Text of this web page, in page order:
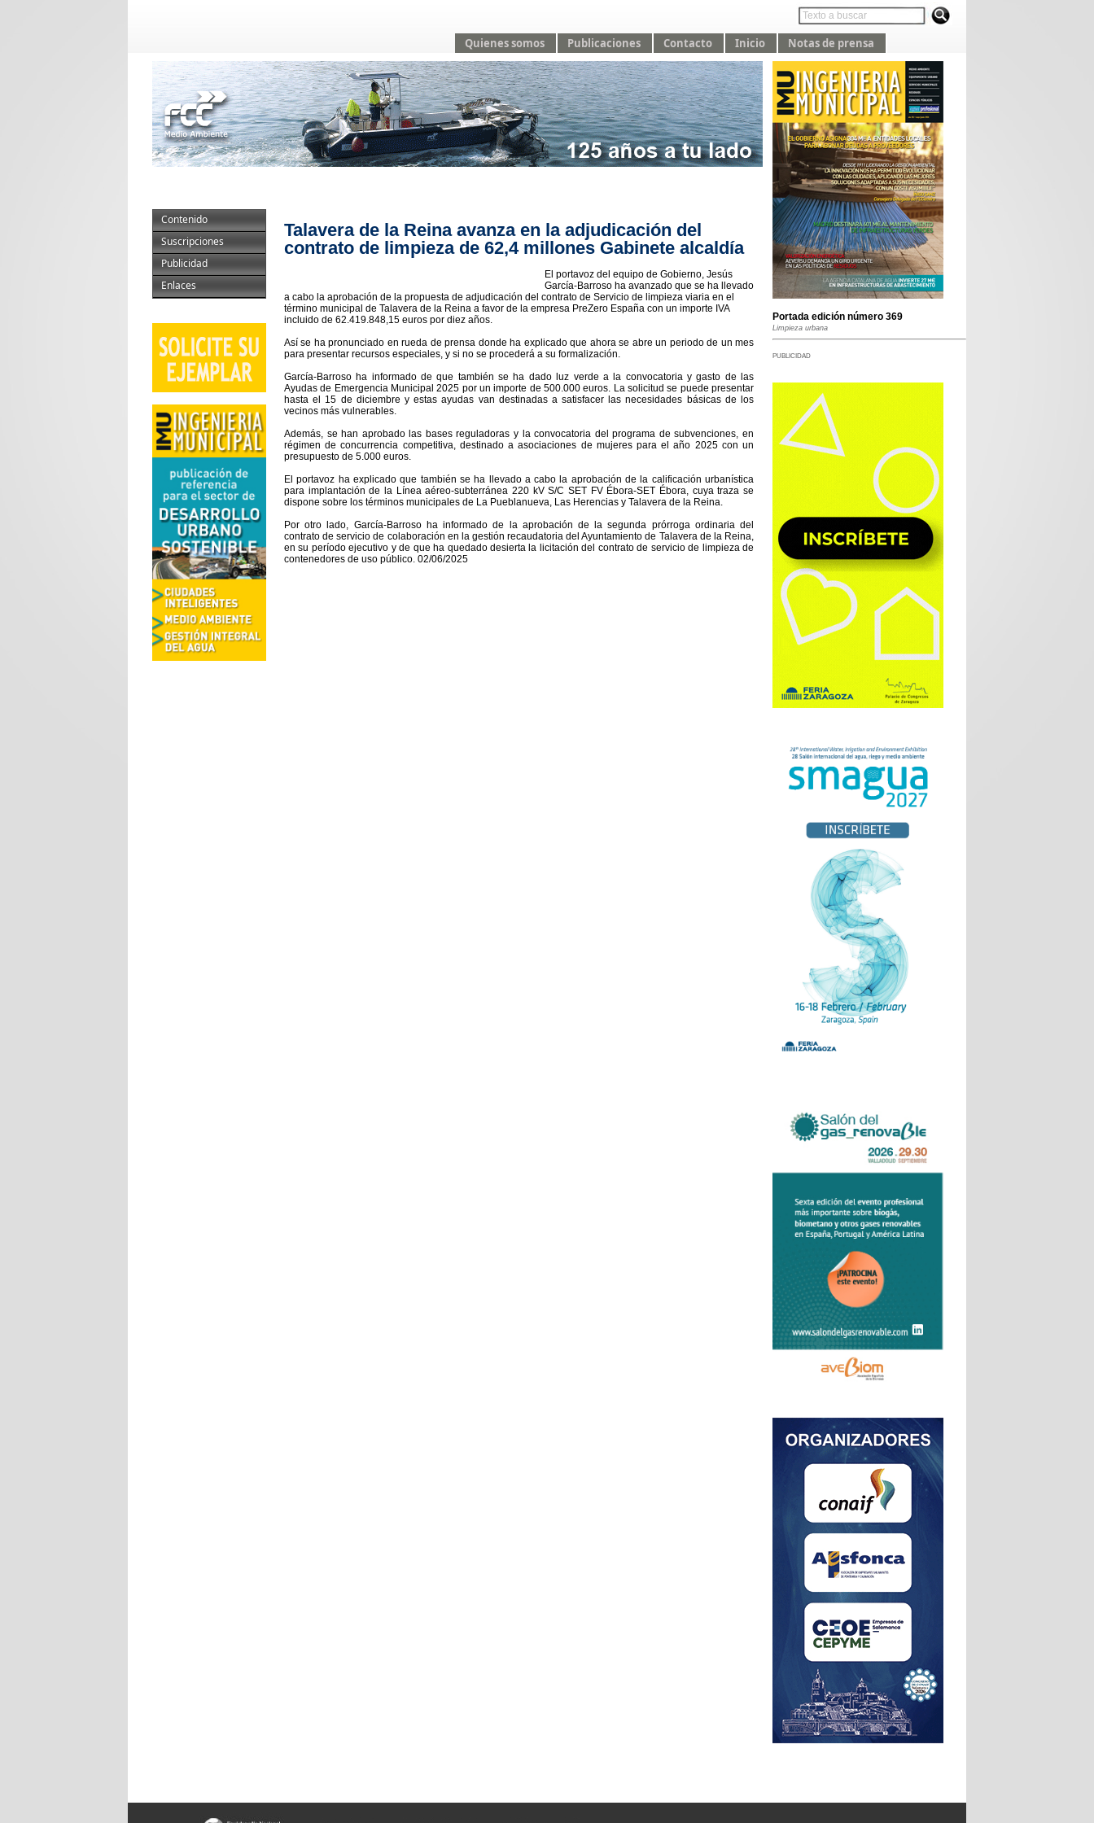
Quienes somos Publicaciones Contacto Inicio Notas de prensa
Contenido
Suscripciones
Publicidad
Enlaces
Talavera de la Reina avanza en la adjudicación del
contrato de limpieza de 62,4 millones Gabinete alcaldía
El portavoz del equipo de Gobierno, Jesús
García-Barroso ha avanzado que se ha llevado
a cabo la aprobación de la propuesta de adjudicación del contrato de Servicio de limpieza viaria en el
término municipal de Talavera de la Reina a favor de la empresa PreZero España con un importe IVA
incluido de 62.419.848,15 euros por diez años.
Así se ha pronunciado en rueda de prensa donde ha explicado que ahora se abre un periodo de un mes
para presentar recursos especiales, y si no se procederá a su formalización.
García-Barroso ha informado de que también se ha dado luz verde a la convocatoria y gasto de las
Ayudas de Emergencia Municipal 2025 por un importe de 500.000 euros. La solicitud se puede presentar
hasta el 15 de diciembre y estas ayudas van destinadas a satisfacer las necesidades básicas de los
vecinos más vulnerables.
Además, se han aprobado las bases reguladoras y la convocatoria del programa de subvenciones, en
régimen de concurrencia competitiva, destinado a asociaciones de mujeres para el año 2025 con un
presupuesto de 5.000 euros.
El portavoz ha explicado que también se ha llevado a cabo la aprobación de la calificación urbanística
para implantación de la Línea aéreo-subterránea 220 kV S/C SET FV Ébora-SET Ébora, cuya traza se
dispone sobre los términos municipales de La Pueblanueva, Las Herencias y Talavera de la Reina.
Por otro lado, García-Barroso ha informado de la aprobación de la segunda prórroga ordinaria del
contrato de servicio de colaboración en la gestión recaudatoria del Ayuntamiento de Talavera de la Reina,
en su período ejecutivo y de que ha quedado desierta la licitación del contrato de servicio de limpieza de
contenedores de uso público. 02/06/2025
Portada edición número 369
Limpieza urbana
PUBLICIDAD